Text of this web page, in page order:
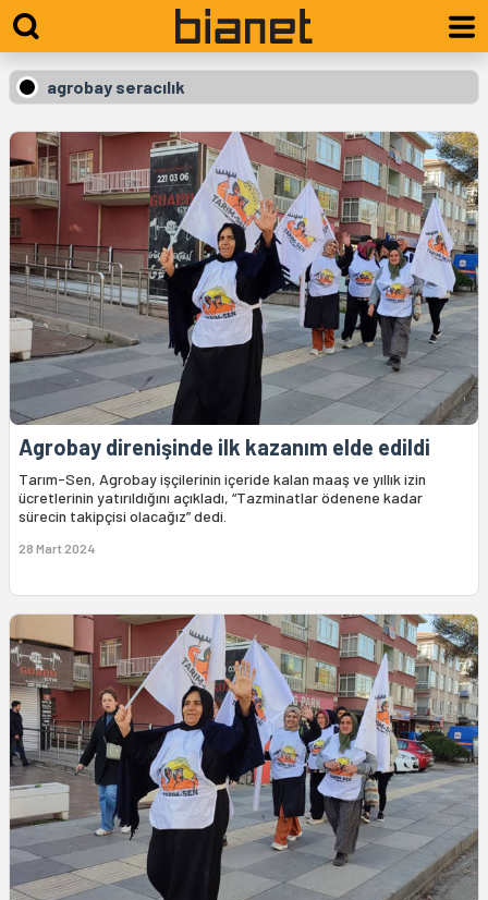
agrobay seracılık
Agrobay direnişinde ilk kazanım elde edildi
Tarım-Sen, Agrobay işçilerinin içeride kalan maaş ve yıllık izin
ücretlerinin yatırıldığını açıkladı, “Tazminatlar ödenene kadar
sürecin takipçisi olacağız” dedi.
28 Mart 2024